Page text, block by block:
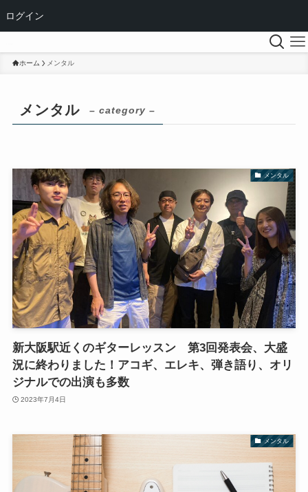
ログイン
ホーム メンタル
メンタル – category –
メンタル
新大阪駅近くのギターレッスン 第3回発表会、大盛
況に終わりました！アコギ、エレキ、弾き語り、オリ
ジナルでの出演も多数
2023年7月4日
メンタル